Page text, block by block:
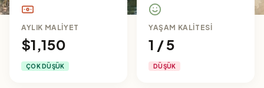
AYLIK MALIYET
$1,150
ÇOK DÜŞÜK
YAŞAM KALITESI
1 / 5
DÜŞÜK